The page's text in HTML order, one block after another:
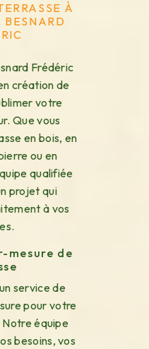
À
BESNARD
Frédéric
création de
votre
Que vous
en bois, en
ou en
qualifiée
projet qui
à vos
mesure de
service de
pour votre
Notre équipe
besoins, vos